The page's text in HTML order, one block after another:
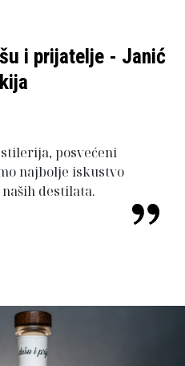
i prijatelje - Janić
posvećeni
najbolje iskustvo
destilata.